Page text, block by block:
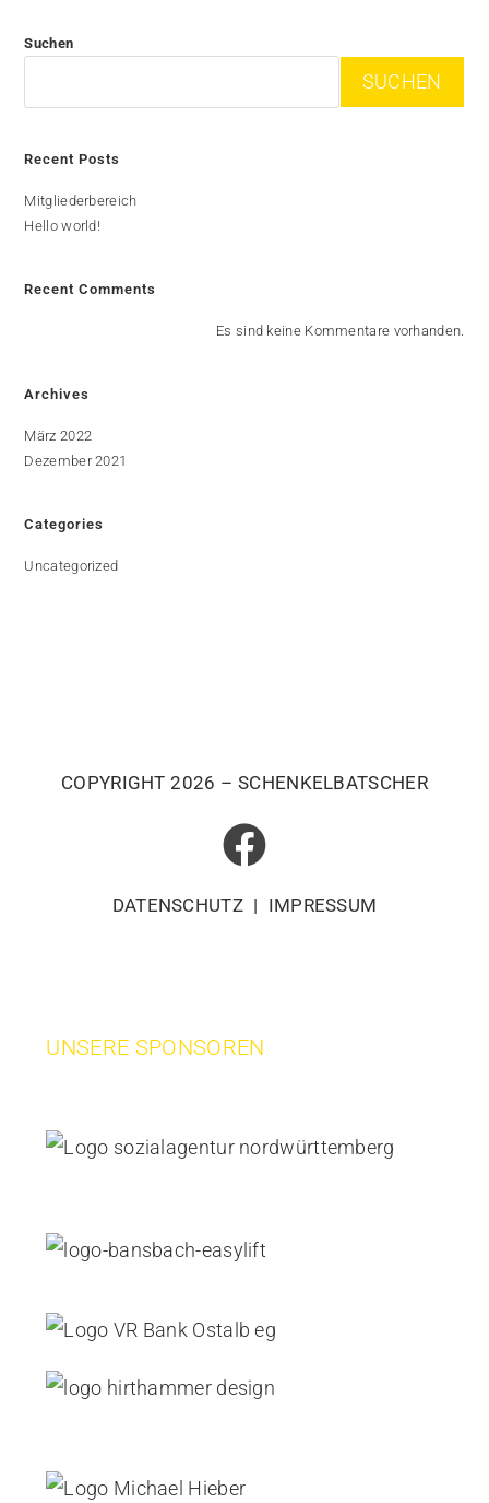
Suchen
SUCHEN
Recent Posts
Mitgliederbereich
Hello world!
Recent Comments
Es sind keine Kommentare vorhanden.
Archives
März 2022
Dezember 2021
Categories
Uncategorized
COPYRIGHT 2026 – SCHENKELBATSCHER
DATENSCHUTZ| IMPRESSUM
UNSERE SPONSOREN